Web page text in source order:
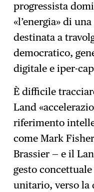
progressista
«l’energia» di
destinata a
democratico,
digitale e iper-
È difficile
Land
riferimento
come Mark
Brassier — e il
gesto
unitario, verso la